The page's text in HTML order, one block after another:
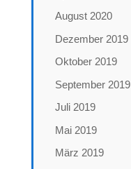
August 2020
Dezember 2019
Oktober 2019
September 2019
Juli 2019
Mai 2019
März 2019